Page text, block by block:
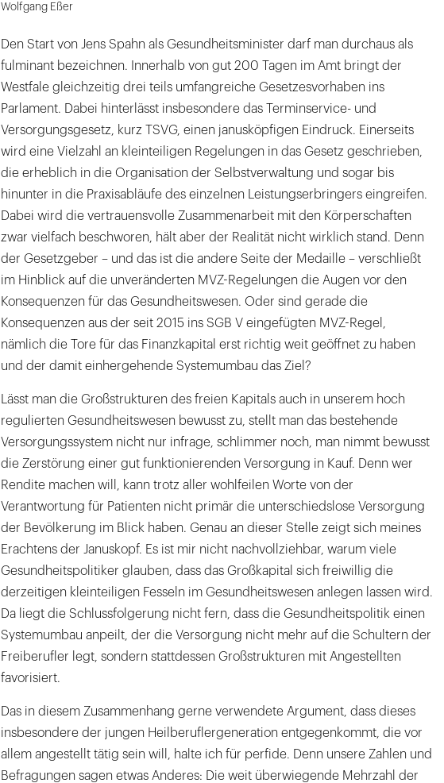
Wolfgang Eßer
Den Start von Jens Spahn als Gesundheitsminister darf man durchaus als
fulminant bezeichnen. Innerhalb von gut 200 Tagen im Amt bringt der
Westfale gleichzeitig drei teils umfangreiche Gesetzesvorhaben ins
Parlament. Dabei hinterlässt insbesondere das Terminservice- und
Versorgungsgesetz, kurz TSVG, einen janusköpfigen Eindruck. Einerseits
wird eine Vielzahl an kleinteiligen Regelungen in das Gesetz geschrieben,
die erheblich in die Organisation der Selbstverwaltung und sogar bis
hinunter in die Praxisabläufe des einzelnen Leistungserbringers eingreifen.
Dabei wird die vertrauensvolle Zusammenarbeit mit den Körperschaften
zwar vielfach beschworen, hält aber der Realität nicht wirklich stand. Denn
der Gesetzgeber – und das ist die andere Seite der Medaille – verschließt
im Hinblick auf die unveränderten MVZ-Regelungen die Augen vor den
Konsequenzen für das Gesundheitswesen. Oder sind gerade die
Konsequenzen aus der seit 2015 ins SGB V eingefügten MVZ-Regel,
nämlich die Tore für das Finanzkapital erst richtig weit geöffnet zu haben
und der damit einhergehende Systemumbau das Ziel?
Lässt man die Großstrukturen des freien Kapitals auch in unserem hoch
regulierten Gesundheitswesen bewusst zu, stellt man das bestehende
Versorgungssystem nicht nur infrage, schlimmer noch, man nimmt bewusst
die Zerstörung einer gut funktionierenden Versorgung in Kauf. Denn wer
Rendite machen will, kann trotz aller wohlfeilen Worte von der
Verantwortung für Patienten nicht primär die unterschiedslose Versorgung
der Bevölkerung im Blick haben. Genau an dieser Stelle zeigt sich meines
Erachtens der Januskopf. Es ist mir nicht nachvollziehbar, warum viele
Gesundheitspolitiker glauben, dass das Großkapital sich freiwillig die
derzeitigen kleinteiligen Fesseln im Gesundheitswesen anlegen lassen wird.
Da liegt die Schlussfolgerung nicht fern, dass die Gesundheitspolitik einen
Systemumbau anpeilt, der die Versorgung nicht mehr auf die Schultern der
Freiberufler legt, sondern stattdessen Großstrukturen mit Angestellten
favorisiert.
Das in diesem Zusammenhang gerne verwendete Argument, dass dieses
insbesondere der jungen Heilberuflergeneration entgegenkommt, die vor
allem angestellt tätig sein will, halte ich für perfide. Denn unsere Zahlen und
Befragungen sagen etwas Anderes: Die weit überwiegende Mehrzahl der